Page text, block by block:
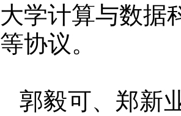
大学计算与数据
等协议。
郭毅可、郑新